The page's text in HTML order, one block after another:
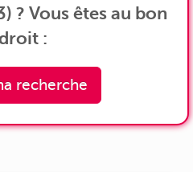
? Vous êtes au bon
:
recherche